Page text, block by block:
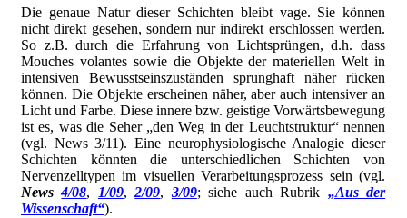
Die genaue Natur dieser Schichten bleibt vage. Sie können
nicht direkt gesehen, sondern nur indirekt erschlossen werden.
So z.B. durch die Erfahrung von Lichtsprüngen, d.h. dass
Mouches volantes sowie die Objekte der materiellen Welt in
intensiven Bewusstseinszuständen sprunghaft näher rücken
können. Die Objekte erscheinen näher, aber auch intensiver an
Licht und Farbe. Diese innere bzw. geistige Vorwärtsbewegung
ist es, was die Seher „den Weg in der Leuchtstruktur“ nennen
(vgl. News 3/11). Eine neurophysiologische Analogie dieser
Schichten könnten die unterschiedlichen Schichten von
Nervenzelltypen im visuellen Verarbeitungsprozess sein (vgl.
News4/08, 1/09,2/09, 3/09; siehe auch Rubrik „Aus der
Wissenschaft“).